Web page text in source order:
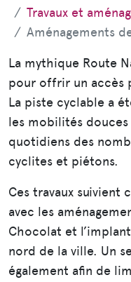
Travaux et
Aménagements
La mythique Route
pour offrir un accès
La piste cyclable a
les mobilités
quotidiens des
cyclites et piétons.
Ces travaux suivient
avec les
Chocolat et
nord de la ville. Un
également afin de